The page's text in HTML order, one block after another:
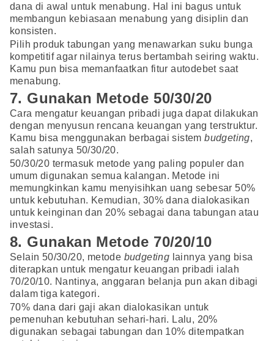
dana di awal untuk menabung. Hal ini bagus untuk
membangun kebiasaan menabung yang disiplin dan
konsisten.
Pilih produk tabungan yang menawarkan suku bunga
kompetitif agar nilainya terus bertambah seiring waktu.
Kamu pun bisa memanfaatkan fitur autodebet saat
menabung.
7. Gunakan Metode 50/30/20
Cara mengatur keuangan pribadi juga dapat dilakukan
dengan menyusun rencana keuangan yang terstruktur.
Kamu bisa menggunakan berbagai sistembudgeting,
salah satunya 50/30/20.
50/30/20 termasuk metode yang paling populer dan
umum digunakan semua kalangan. Metode ini
memungkinkan kamu menyisihkan uang sebesar 50%
untuk kebutuhan. Kemudian, 30% dana dialokasikan
untuk keinginan dan 20% sebagai dana tabungan atau
investasi.
8. Gunakan Metode 70/20/10
Selain 50/30/20, metode budgeting lainnya yang bisa
diterapkan untuk mengatur keuangan pribadi ialah
70/20/10. Nantinya, anggaran belanja pun akan dibagi
dalam tiga kategori.
70% dana dari gaji akan dialokasikan untuk
pemenuhan kebutuhan sehari-hari. Lalu, 20%
digunakan sebagai tabungan dan 10% ditempatkan